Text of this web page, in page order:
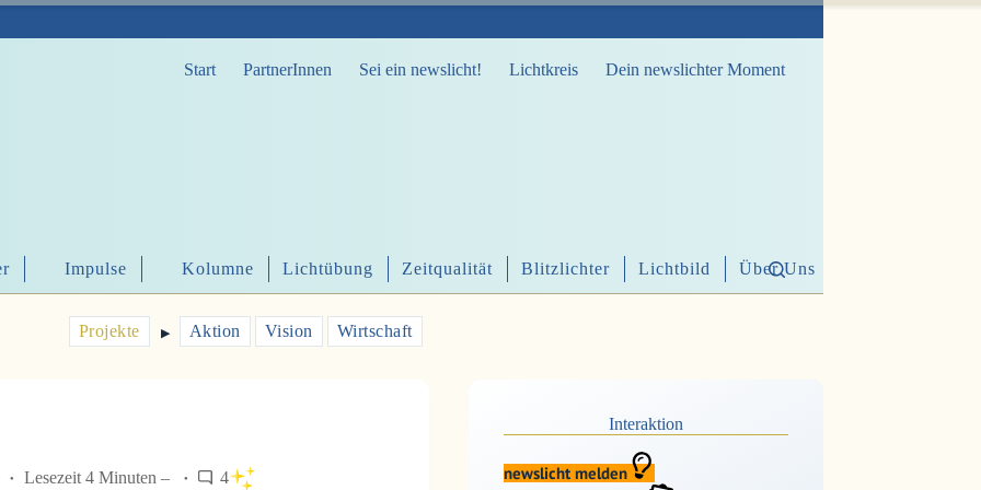
Start PartnerInnen Sei ein newslicht! Lichtkreis Dein newslichter Moment
Impulse Kolumne Lichtübung Zeitqualität Blitzlichter Lichtbild Über Uns
Projekte ▶︎ Aktion Vision Wirtschaft
Lesezeit 4 Minuten – 4
Interaktion
newslicht melden